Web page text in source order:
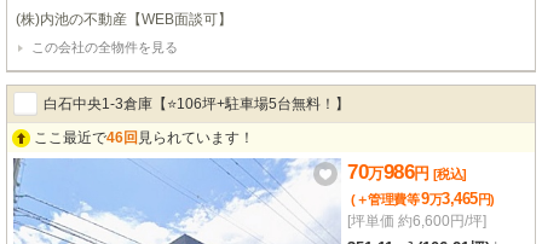
ナー様の希望で優良企希望。※定期借家満期後の再契約はご相談可
(株)内池の不動産【WEB面談可】
この会社の全物件を見る
白石中央1-3倉庫【⭐106坪+駐車場5台無料！】
ここ最近で46回 見られています！
70万986円 [税込]
(＋管理費等9万3,465円)
[坪単価 約6,600円/坪]